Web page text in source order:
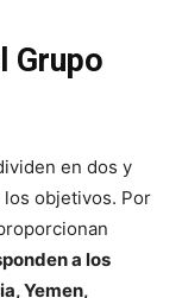
Grupo
en dos y
objetivos. Por
a los
Yemen,